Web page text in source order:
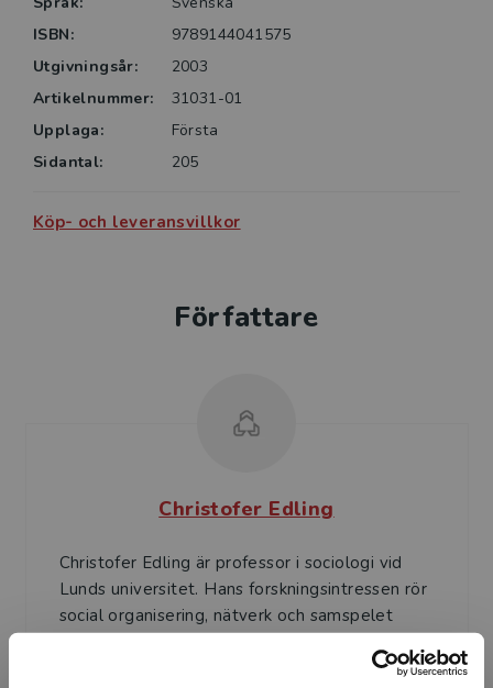
ISBN:
9789144041575
Utgivningsår:
2003
Artikelnummer:
31031-01
Upplaga:
Första
Sidantal:
205
Köp- och leveransvillkor
Författare
Christofer Edling
Christofer Edling är professor i sociologi vid
Lunds universitet. Hans forskningsintressen rör
social organisering, nätverk och samspelet